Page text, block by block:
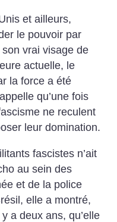
et ailleurs,
le pouvoir par
vrai visage de
actuelle, le
la force a été
qu’une fois
ne reculent
leur domination.
fascistes n’ait
au sein des
et de la police
elle a montré,
a deux ans, qu’elle